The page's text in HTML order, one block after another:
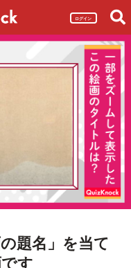
ログイン
題名」を当て
す